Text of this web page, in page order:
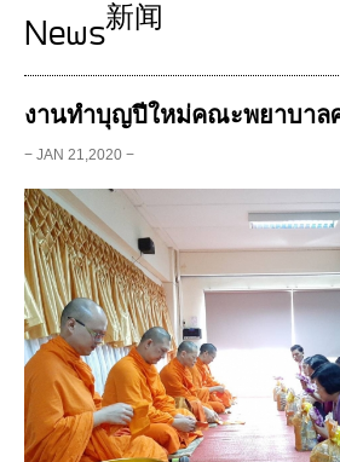
新闻
News
งานทำบุญปีใหม่คณะพยาบาล
− JAN 21,2020 −